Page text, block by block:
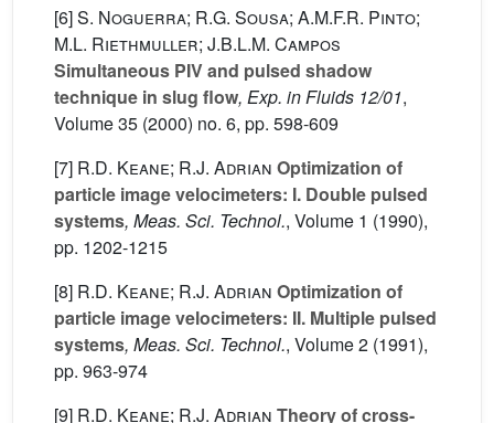
[6]S. Noguerra; R.G. Sousa; A.M.F.R. Pinto;
M.L. Riethmuller; J.B.L.M. Campos
Simultaneous PIV and pulsed shadow
technique in slug flow, Exp. in Fluids 12/01,
Volume 35 (2000) no. 6, pp. 598-609
[7] R.D. Keane; R.J. Adrian Optimization of
particle image velocimeters: I. Double pulsed
systems, Meas. Sci. Technol., Volume 1 (1990),
pp. 1202-1215
[8] R.D. Keane; R.J. Adrian Optimization of
particle image velocimeters: II. Multiple pulsed
systems, Meas. Sci. Technol., Volume 2 (1991),
pp. 963-974
[9] R.D. Keane; R.J. Adrian Theory of cross-